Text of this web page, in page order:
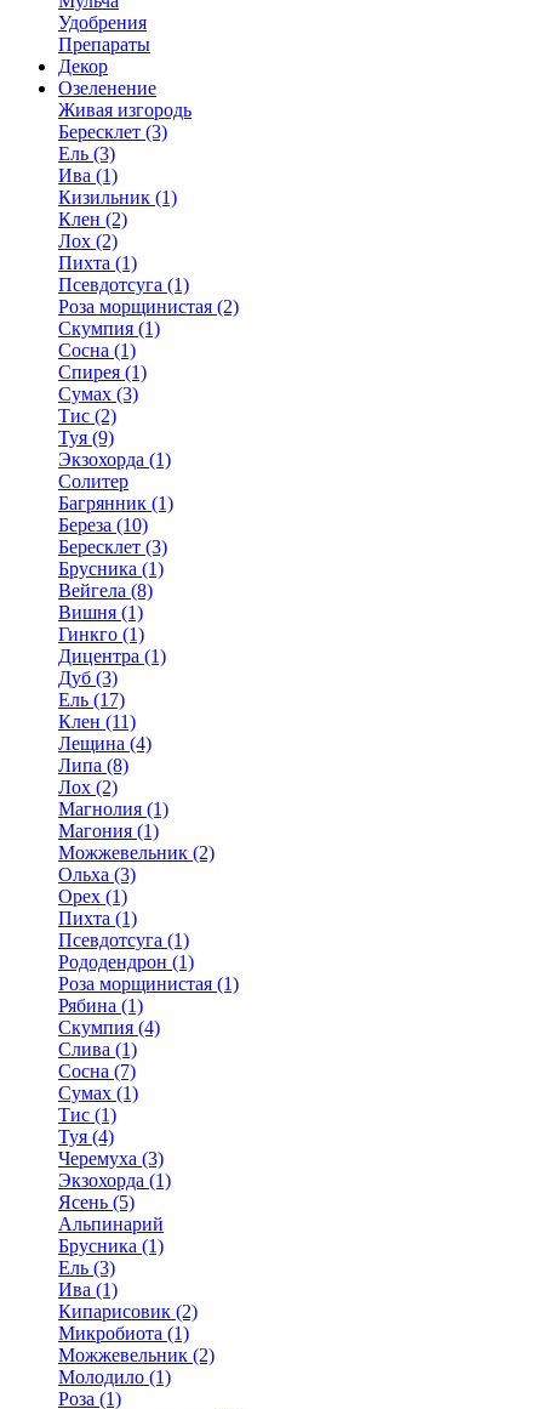
Удобрения
Препараты
Декор
Озеленение
Живая изгородь
Бересклет (3)
Ель (3)
Ива (1)
Кизильник (1)
Клен (2)
Лох (2)
Пихта (1)
Псевдотсуга (1)
Роза морщинистая (2)
Скумпия (1)
Сосна (1)
Спирея (1)
Сумах (3)
Тис (2)
Туя (9)
Экзохорда (1)
Солитер
Багрянник (1)
Береза (10)
Бересклет (3)
Брусника (1)
Вейгела (8)
Вишня (1)
Гинкго (1)
Дицентра (1)
Дуб (3)
Ель (17)
Клен (11)
Лещина (4)
Липа (8)
Лох (2)
Магнолия (1)
Магония (1)
Можжевельник (2)
Ольха (3)
Орех (1)
Пихта (1)
Псевдотсуга (1)
Рододендрон (1)
Роза морщинистая (1)
Рябина (1)
Скумпия (4)
Слива (1)
Сосна (7)
Сумах (1)
Тис (1)
Туя (4)
Черемуха (3)
Экзохорда (1)
Ясень (5)
Альпинарий
Брусника (1)
Ель (3)
Ива (1)
Кипарисовик (2)
Микробиота (1)
Можжевельник (2)
Молодило (1)
Роза (1)